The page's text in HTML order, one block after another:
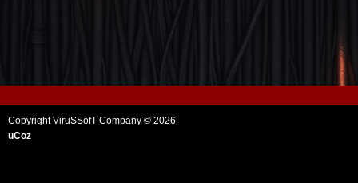
Copyright ViruSSofT Company © 2026
uCoz